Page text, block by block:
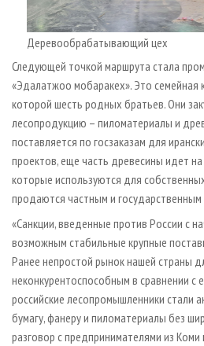
Деревообрабатывающий цех
Следующей точкой маршрута стала
«Эдалатжоо мобаракех». Это семейная
которой шесть родных братьев. Они
лесопродукцию – пиломатериалы и
поставляется по госзаказам для
проектов, еще часть древесины идет
которые используются для
продаются частным и
«Санкции, введенные против России с
возможным стабильные крупные
Ранее непростой рынок нашей страны
неконкурентоспособным в сравнении с
российские лесопромышленники стали
бумагу, фанеру и пиломатериалы без
разговор с предпринимателями из